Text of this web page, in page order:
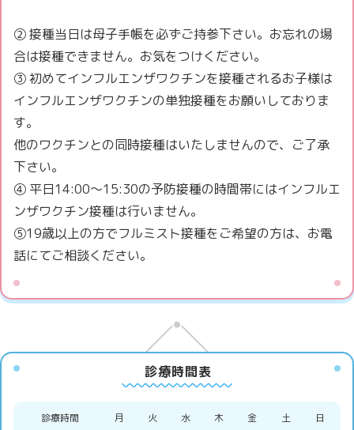
② 接種当日は母子手帳を必ずご持参下さい。お忘れの場
合は接種できません。お気をつけください。
③ 初めてインフルエンザワクチンを接種されるお子様は
インフルエンザワクチンの単独接種をお願いしておりま
す。
他のワクチンとの同時接種はいたしませんので、ご了承
下さい。
④ 平日14:00～15:30の予防接種の時間帯にはインフルエ
ンザワクチン接種は行いません。
⑤19歳以上の方でフルミスト接種をご希望の方は、お電
話にてご相談ください。
診療時間表
診療時間 月 火 水 木 金 土 日